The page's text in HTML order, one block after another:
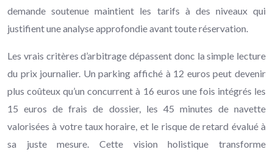
demande soutenue maintient les tarifs à des niveaux qui
justifient une analyse approfondie avant toute réservation.
Les vrais critères d’arbitrage dépassent donc la simple lecture
du prix journalier. Un parking affiché à 12 euros peut devenir
plus coûteux qu’un concurrent à 16 euros une fois intégrés les
15 euros de frais de dossier, les 45 minutes de navette
valorisées à votre taux horaire, et le risque de retard évalué à
sa juste mesure. Cette vision holistique transforme